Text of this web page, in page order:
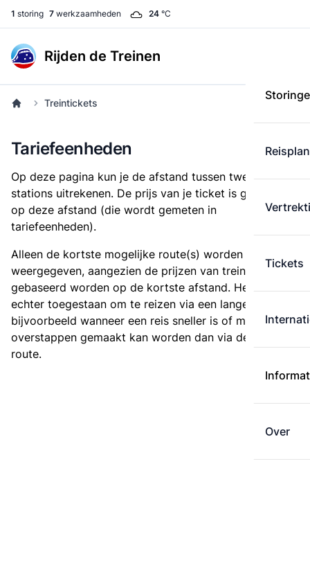
1 storing 7 werkzaamheden 24 °C
Rijden de Treinen
Tickets
Over
Treintickets
Tariefeenheden
Op deze pagina kun je de afstand tussen twee
stations uitrekenen. De prijs van je ticket is gebaseerd
op deze afstand (die wordt gemeten in
tariefeenheden).
Alleen de kortste mogelijke route(s) worden
weergegeven, aangezien de prijzen van treintickets
gebaseerd worden op de kortste afstand. Het is
echter toegestaan om te reizen via een langere route,
bijvoorbeeld wanneer een reis sneller is of met minder
overstappen gemaakt kan worden dan via de kortste
route.